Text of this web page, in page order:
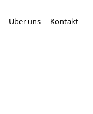
Über uns Kontakt